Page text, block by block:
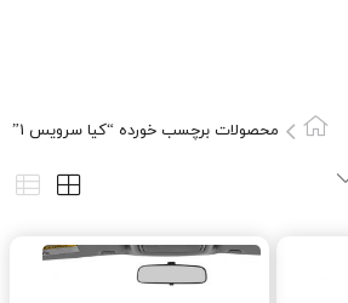
محصولات برچسب خورده “کيا سرويس 1”